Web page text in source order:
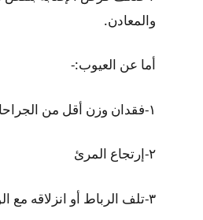
والمعادن.
أما عن العيوب:-
١-فقدان وزن أقل من الجراحات الأخرى
٢-إرتجاع المرئ
٣-تلف الرباط أو انزلاقه مع الوقت.